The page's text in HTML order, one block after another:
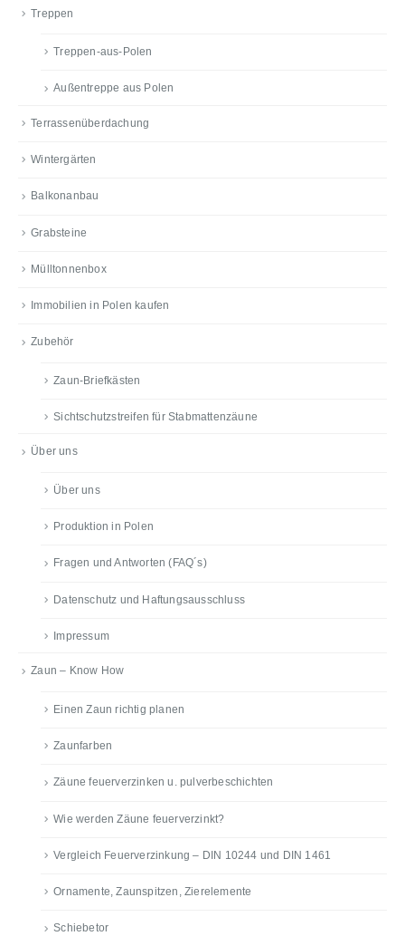
Treppen
Treppen-aus-Polen
Außentreppe aus Polen
Terrassenüberdachung
Wintergärten
Balkonanbau
Grabsteine
Mülltonnenbox
Immobilien in Polen kaufen
Zubehör
Zaun-Briefkästen
Sichtschutzstreifen für Stabmattenzäune
Über uns
Über uns
Produktion in Polen
Fragen und Antworten (FAQ´s)
Datenschutz und Haftungsausschluss
Impressum
Zaun – Know How
Einen Zaun richtig planen
Zaunfarben
Zäune feuerverzinken u. pulverbeschichten
Wie werden Zäune feuerverzinkt?
Vergleich Feuerverzinkung – DIN 10244 und DIN 1461
Ornamente, Zaunspitzen, Zierelemente
Schiebetor